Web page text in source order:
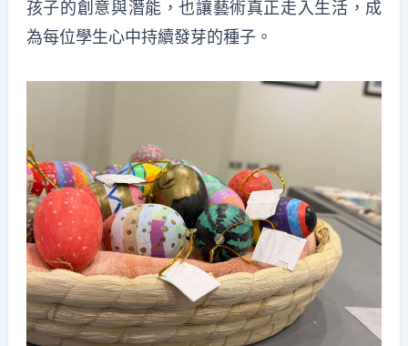
孩子的創意與潛能，也讓藝術真正走入生活，成
為每位學生心中持續發芽的種子。